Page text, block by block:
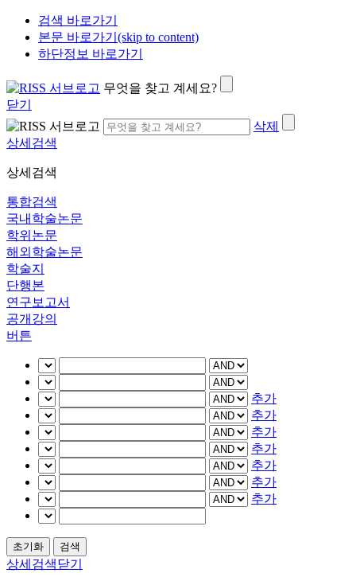
검색 바로가기
본문 바로가기(skip to content)
하단정보 바로가기
무엇을 찾고 계세요?
닫기
삭제
상세검색
상세검색
통합검색
국내학술논문
학위논문
해외학술논문
학술지
단행본
연구보고서
공개강의
버튼
추가
추가
추가
추가
추가
추가
추가
상세검색닫기